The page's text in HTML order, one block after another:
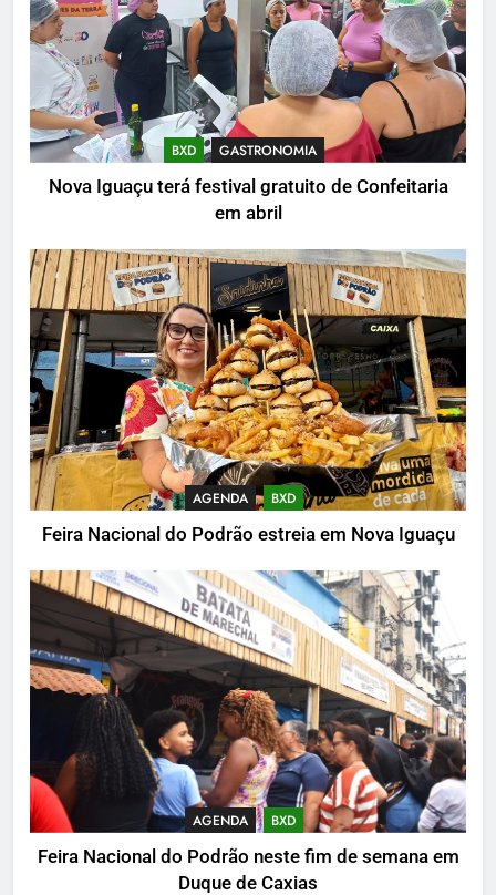
BXD GASTRONOMIA
Nova Iguaçu terá festival gratuito de Confeitaria
em abril
AGENDA BXD
Feira Nacional do Podrão estreia em Nova Iguaçu
AGENDA BXD
Feira Nacional do Podrão neste fim de semana em
Duque de Caxias